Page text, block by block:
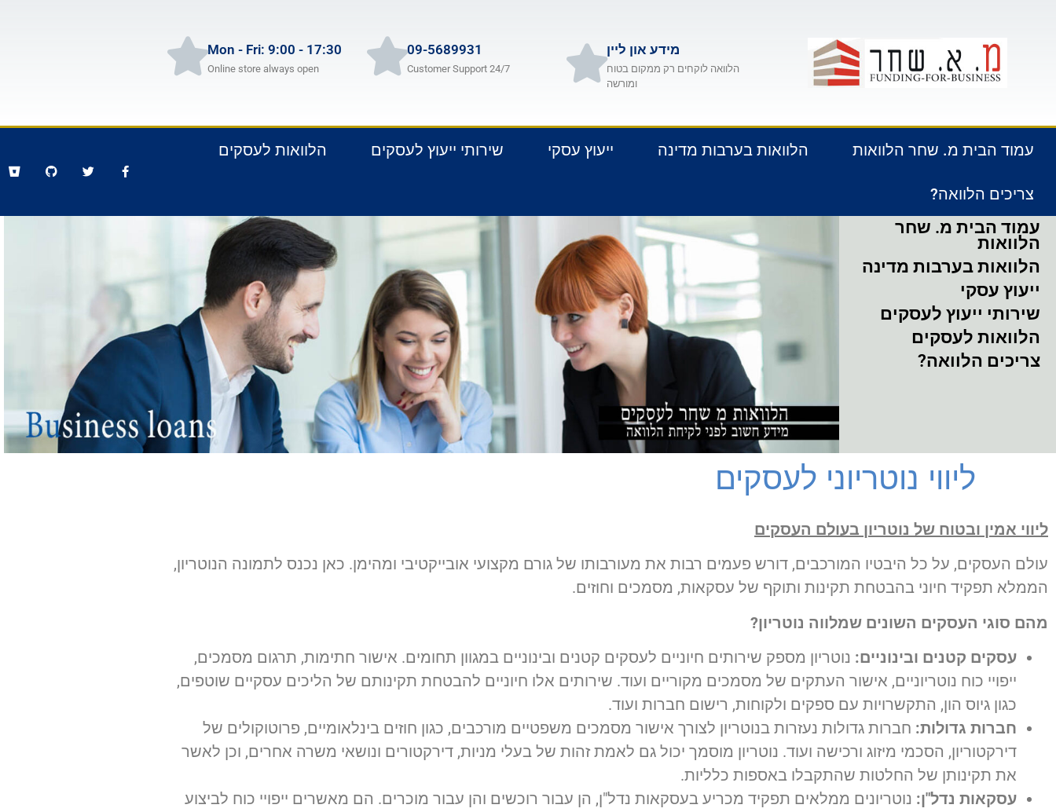
מידע און ליין
הלוואה לוקחים רק ממקום בטוח
ומורשה
09-5689931
24/7 Customer Support
Mon - Fri: 9:00 - 17:30
Online store always open
עמוד הבית מ. שחר הלוואות הלוואות בערבות מדינה ייעוץ עסקי שירותי ייעוץ לעסקים הלוואות לעסקים
צריכים הלוואה?
עמוד הבית מ. שחר
הלוואות
הלוואות בערבות מדינה
ייעוץ עסקי
שירותי ייעוץ לעסקים
הלוואות לעסקים
צריכים הלוואה?
ליווי נוטריוני לעסקים
ליווי אמין ובטוח של נוטריון בעולם העסקים
עולם העסקים, על כל היבטיו המורכבים, דורש פעמים רבות את מעורבותו של גורם מקצועי אובייקטיבי ומהימן. כאן נכנס לתמונה הנוטריון,
הממלא תפקיד חיוני בהבטחת תקינות ותוקף של עסקאות, מסמכים וחוזים.
מהם סוגי העסקים השונים שמלווה נוטריון?
עסקים קטנים ובינוניים: נוטריון מספק שירותים חיוניים לעסקים קטנים ובינוניים במגוון תחומים. אישור חתימות, תרגום מסמכים,
ייפויי כוח נוטריוניים, אישור העתקים של מסמכים מקוריים ועוד. שירותים אלו חיוניים להבטחת תקינותם של הליכים עסקיים שוטפים,
כגון גיוס הון, התקשרויות עם ספקים ולקוחות, רישום חברות ועוד.
חברות גדולות: חברות גדולות נעזרות בנוטריון לצורך אישור מסמכים משפטיים מורכבים, כגון חוזים בינלאומיים, פרוטוקולים של
דירקטוריון, הסכמי מיזוג ורכישה ועוד. נוטריון מוסמך יכול גם לאמת זהות של בעלי מניות, דירקטורים ונושאי משרה אחרים, וכן לאשר
את תקינותן של החלטות שהתקבלו באספות כלליות.
עסקאות נדל"ן: נוטריונים ממלאים תפקיד מכריע בעסקאות נדל"ן, הן עבור רוכשים והן עבור מוכרים. הם מאשרים ייפויי כוח לביצוע